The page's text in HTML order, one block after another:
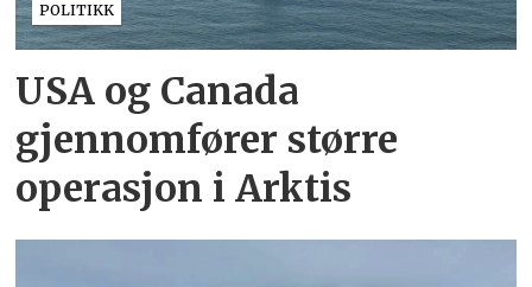
POLITIKK
USA og Canada
gjennomfører større
operasjon i Arktis